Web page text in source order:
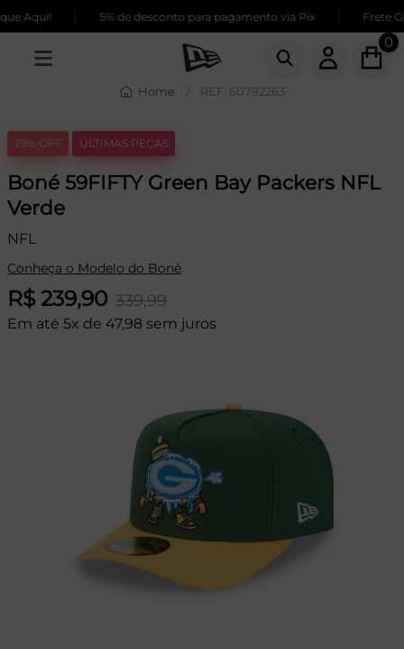
Aqui! 5% de desconto para pagamento via Pix Frete
0
Home REF: 60792263
29% OFF ÚLTIMAS PEÇAS
Boné 59FIFTY Green Bay Packers NFL
Verde
NFL
Conheça o Modelo do Boné
R$ 239,90 339,99
Em até 5x de 47,98 sem juros